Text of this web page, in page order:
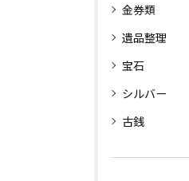
金券類
遺品整理
宝石
シルバー
古銭